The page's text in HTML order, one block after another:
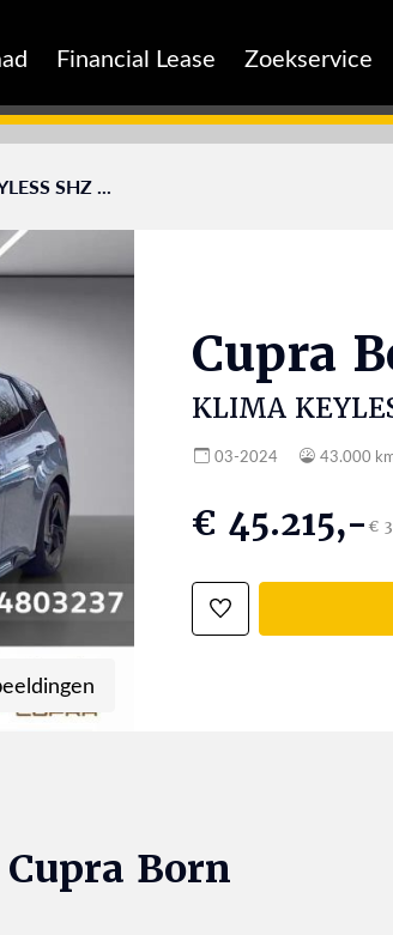
Financial Lease Zoekservice
SHZ ...
Cupra
KLIMA
03-2024 43.000
€ 45.215,-€
Born